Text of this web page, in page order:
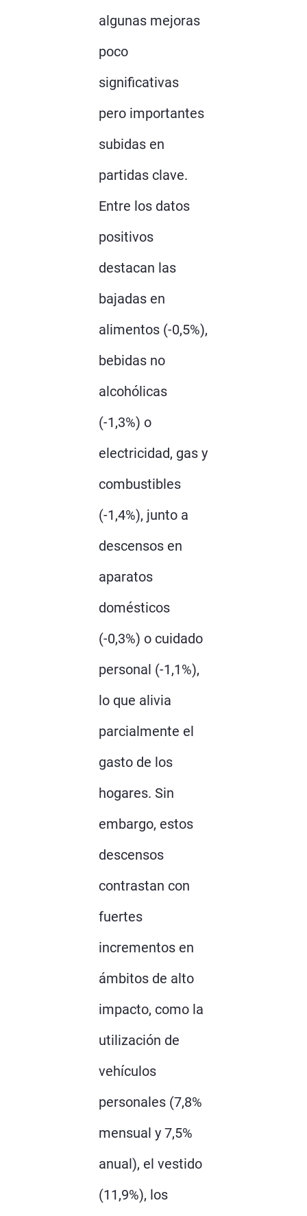
algunas mejoras
poco
significativas
pero importantes
subidas en
partidas clave.
Entre los datos
positivos
destacan las
bajadas en
alimentos (-0,5%),
bebidas no
alcohólicas
(-1,3%) o
electricidad, gas y
combustibles
(-1,4%), junto a
descensos en
aparatos
domésticos
(-0,3%) o cuidado
personal (-1,1%),
lo que alivia
parcialmente el
gasto de los
hogares. Sin
embargo, estos
descensos
contrastan con
fuertes
incrementos en
ámbitos de alto
impacto, como la
utilización de
vehículos
personales (7,8%
mensual y 7,5%
anual), el vestido
(11,9%), los